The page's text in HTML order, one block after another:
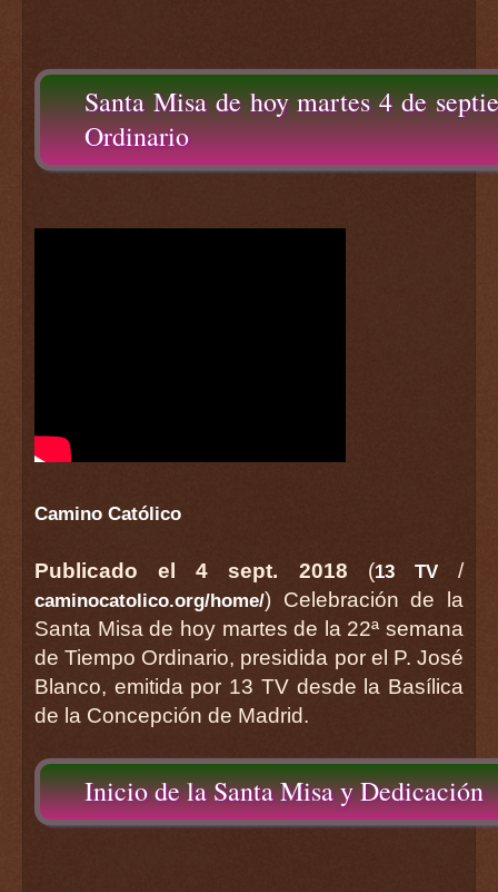
Santa Misa de hoy martes 4 de
Ordinario
Camino Católico
Publicado el 4 sept. 2018 (13 TV/
caminocatolico.org/home/) Celebración de la
Santa Misa de hoy martes de la 22ª semana
de Tiempo Ordinario, presidida por el P. José
Blanco, emitida por 13 TV desde la Basílica
de la Concepción de Madrid.
Inicio de la Santa Misa y Dedicación